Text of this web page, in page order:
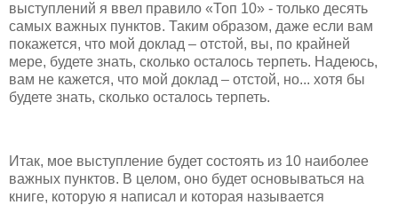
выступлений я ввел правило «Топ 10» - только десять
самых важных пунктов. Таким образом, даже если вам
покажется, что мой доклад – отстой, вы, по крайней
мере, будете знать, сколько осталось терпеть. Надеюсь,
вам не кажется, что мой доклад – отстой, но... хотя бы
будете знать, сколько осталось терпеть.
Итак, мое выступление будет состоять из 10 наиболее
важных пунктов. В целом, оно будет основываться на
книге, которую я написал и которая называется